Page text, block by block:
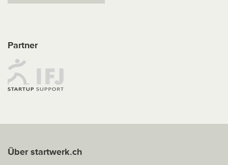
Partner
Über startwerk.ch